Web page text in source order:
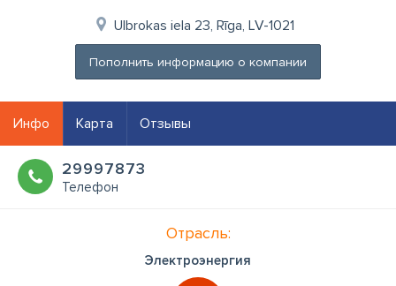
Ulbrokas iela 23, Rīga, LV-1021
Пополнить информацию о компании
Инфо Карта Отзывы
29997873
Телефон
Отрасль:
Электроэнергия